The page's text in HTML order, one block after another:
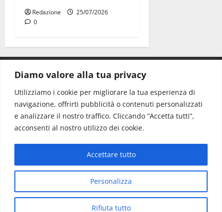
Diamo valore alla tua privacy
Utilizziamo i cookie per migliorare la tua esperienza di
navigazione, offrirti pubblicità o contenuti personalizzati
e analizzare il nostro traffico. Cliccando “Accetta tutti”,
acconsenti al nostro utilizzo dei cookie.
Personalizza
Rifiuta tutto
Accettare tutto
Redazione
25/07/2026
0
CONTATTI.
Redazione: redazione@www.martinasera.it
Direttore:direttore@www.martinasera.it
Info & Commerciale:info@www.martinasera.it
Home News Vivere la città EVENTI
Salute
Il Blog del Direttore
Copyright © All rights reserved.